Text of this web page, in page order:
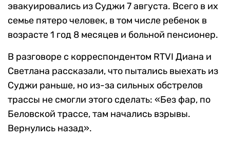
эвакуировались из Суджи 7 августа. Всего в их
семье пятеро человек, в том числе ребенок в
возрасте 1 год 8 месяцев и больной пенсионер.
В разговоре с корреспондентом RTVI Диана и
Светлана рассказали, что пытались выехать из
Суджи раньше, но из-за сильных обстрелов
трассы не смогли этого сделать: «Без фар, по
Беловской трассе, там начались взрывы.
Вернулись назад».